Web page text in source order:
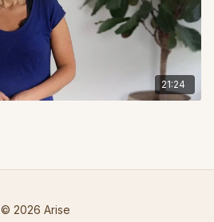
21:24
© 2026 Arise